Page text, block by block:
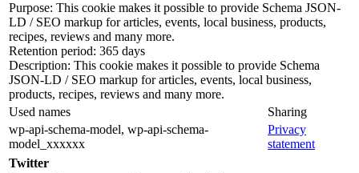
Purpose: This cookie makes it possible to provide Schema JSON-
LD / SEO markup for articles, events, local business, products,
recipes, reviews and many more.
Retention period: 365 days
Description: This cookie makes it possible to provide Schema
JSON-LD / SEO markup for articles, events, local business,
products, recipes, reviews and many more.
Used names
Sharing
wp-api-schema-model, wp-api-schema-
model_xxxxxx
Privacy
statement
Twitter